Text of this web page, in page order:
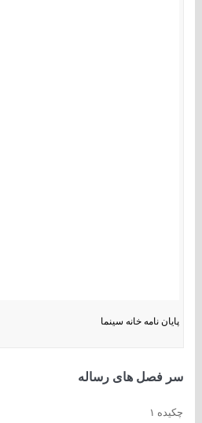
پایان نامه خانه سینما
سر فصل های رساله
چکیده ۱